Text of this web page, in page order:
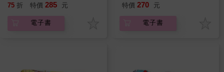
75 折 特價 285 元
電子書
特價 270 元
電子書